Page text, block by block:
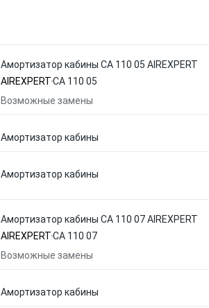
Амортизатор кабины СА 110 05 AIREXPERT
AIREXPERTСА 110 05
Возможные замены
Амортизатор кабины
Амортизатор кабины
Амортизатор кабины СА 110 07 AIREXPERT
AIREXPERTСА 110 07
Возможные замены
Амортизатор кабины